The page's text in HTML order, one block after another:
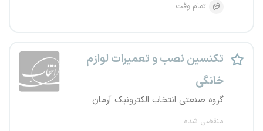
تمام وقت
تکنسین نصب و تعمیرات لوازم
خانگی
گروه صنعتی انتخاب الکترونیک آرمان
منقضی شده